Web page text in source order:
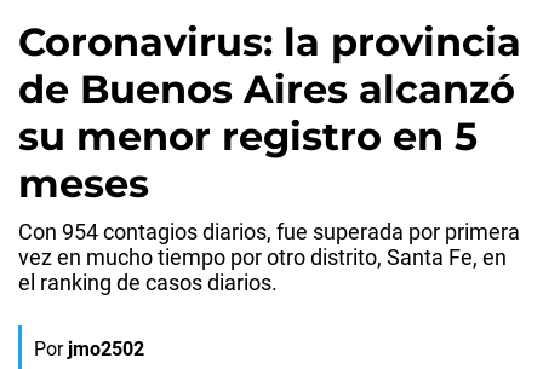
Coronavirus: la provincia
de Buenos Aires alcanzó
su menor registro en 5
meses
Con 954 contagios diarios, fue superada por primera
vez en mucho tiempo por otro distrito, Santa Fe, en
el ranking de casos diarios.
Por jmo2502